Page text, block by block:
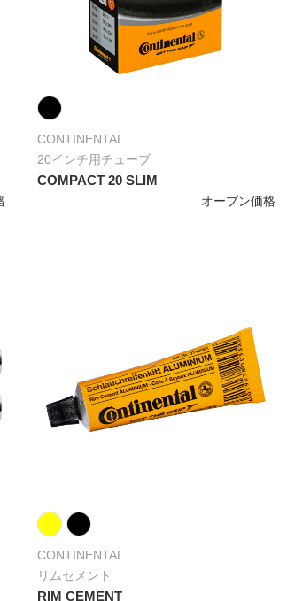
CONTINENTAL
20インチ用チューブ
COMPACT 20 SLIM
オープン価格
CONTINENTAL
リムセメント
RIM CEMENT